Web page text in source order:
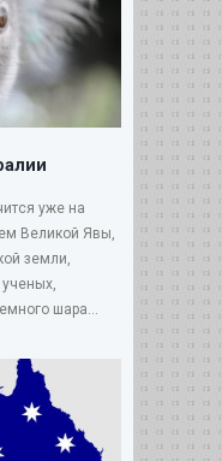
уже на
Великой Явы,
земли,
шара...